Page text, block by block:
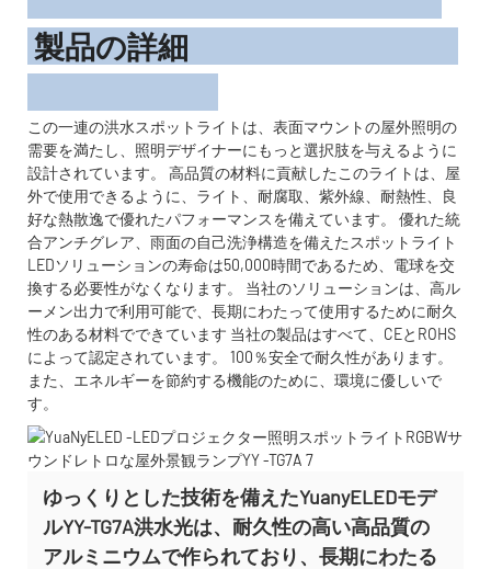
製品の詳細
この一連の洪水スポットライトは、表面マウントの屋外照明の
需要を満たし、照明デザイナーにもっと選択肢を与えるように
設計されています。 高品質の材料に貢献したこのライトは、屋
外で使用できるように、ライト、耐腐取、紫外線、耐熱性、良
好な熱散逸で優れたパフォーマンスを備えています。 優れた統
合アンチグレア、雨面の自己洗浄構造を備えたスポットライト
LEDソリューションの寿命は50,000時間であるため、電球を交
換する必要性がなくなります。 当社のソリューションは、高ル
ーメン出力で利用可能で、長期にわたって使用するために耐久
性のある材料でできています 当社の製品はすべて、CEとROHS
によって認定されています。 100％安全で耐久性があります。
また、エネルギーを節約する機能のために、環境に優しいで
す。
ゆっくりとした技術を備えたYuanyELEDモデ
ルYY-TG7A洪水光は、耐久性の高い高品質の
アルミニウムで作られており、長期にわたる